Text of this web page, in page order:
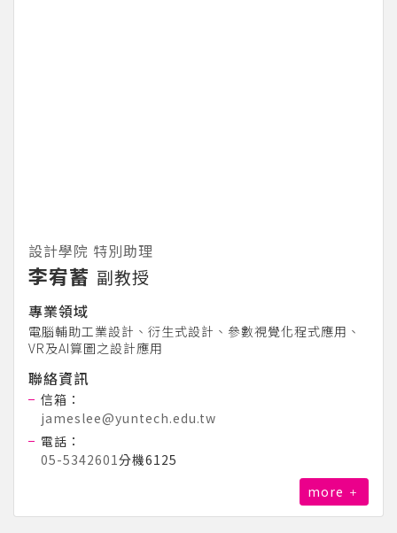
設計學院 特別助理
李宥蓄 副教授
專業領域
電腦輔助工業設計、衍生式設計、參數視覺化程式應用、
VR及AI算圖之設計應用
聯絡資訊
信箱：
jameslee@yuntech.edu.tw
電話：
05-5342601 分機6125
more